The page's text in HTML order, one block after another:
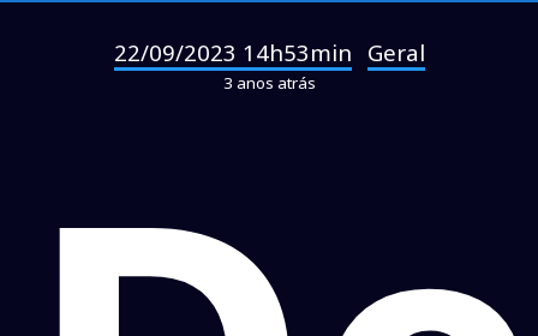
22/09/2023 14h53min Geral
3 anos atrás